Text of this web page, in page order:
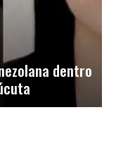
dentro